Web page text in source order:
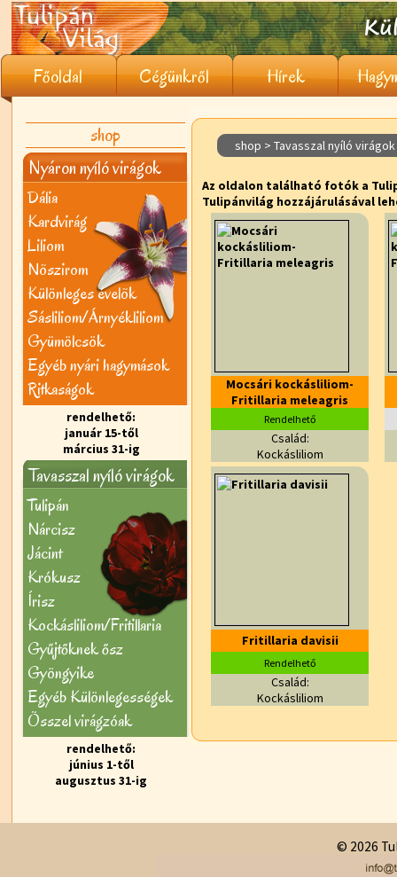
Főoldal Cégünkről Hírek
shop
Nyáron nyíló virágok
Dália
Kardvirág
Liliom
Nõszirom
Különleges évelõk
Sásliliom/Árnyékliliom
Gyümölcsök
Egyéb nyári hagymások
Ritkaságok
rendelhető:
január 15-től
március 31-ig
Tavasszal nyíló virágok
Tulipán
Nárcisz
Jácint
Krókusz
Írisz
Kockásliliom/Fritillaria
Gyűjtőknek ősz
Gyöngyike
Egyéb Különlegességek
Õsszel virágzóak
rendelhető:
június 1-től
augusztus 31-ig
shop > Tavasszal nyíló
Az oldalon található fotók a
Tulipánvilág hozzájárulásával
Mocsári kockásliliom-
Fritillaria meleagris
Rendelhető
Család:
Kockásliliom
Fritillaria davisii
Rendelhető
Család:
Kockásliliom
© 2026